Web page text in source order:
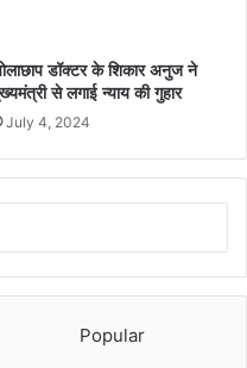
डॉक्टर के शिकार अनुज ने
से लगाई न्याय की गुहार
July 4, 2024
Popular